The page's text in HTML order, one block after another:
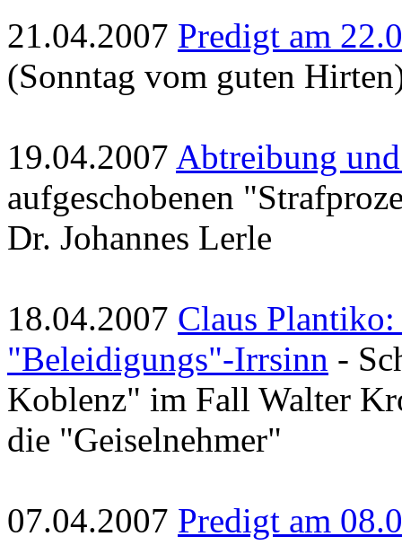
21.04.2007 Predigt am
(Sonntag vom guten
19.04.2007 Abtreibung
aufgeschobenen
Dr. Johannes Lerle
18.04.2007 Claus
"Beleidigungs"-Irrsinn -
Koblenz" im Fall Walter
die "Geiselnehmer"
07.04.2007 Predigt am